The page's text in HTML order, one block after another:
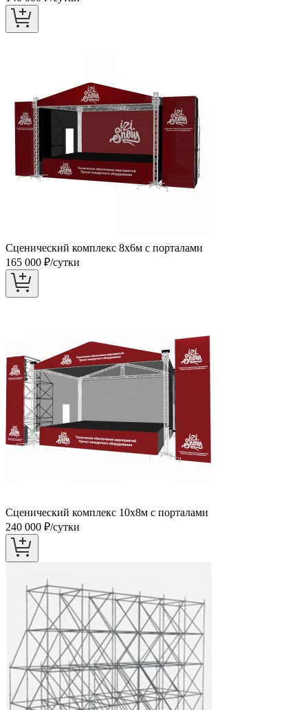
Сценический комплекс 8х6м с порталами
165 000 ₽/сутки
Сценический комплекс 10х8м с порталами
240 000 ₽/сутки